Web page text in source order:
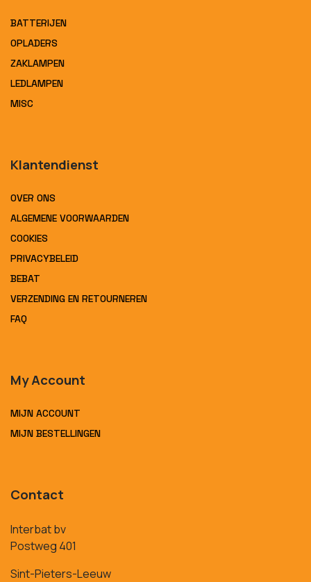
BATTERIJEN
OPLADERS
ZAKLAMPEN
LEDLAMPEN
MISC
Klantendienst
OVER ONS
ALGEMENE VOORWAARDEN
COOKIES
PRIVACYBELEID
BEBAT
VERZENDING EN RETOURNEREN
FAQ
My Account
MIJN ACCOUNT
MIJN BESTELLINGEN
Contact
Interbat bv
Postweg 401
Sint-Pieters-Leeuw